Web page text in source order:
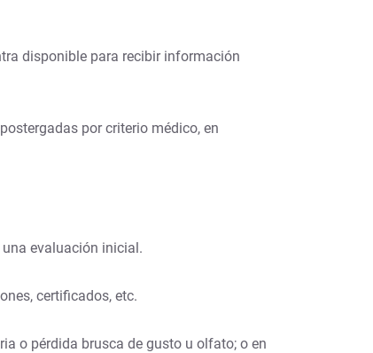
disponible para recibir información
por criterio médico, en
evaluación inicial.
certificados, etc.
o pérdida brusca de gusto u olfato; o en